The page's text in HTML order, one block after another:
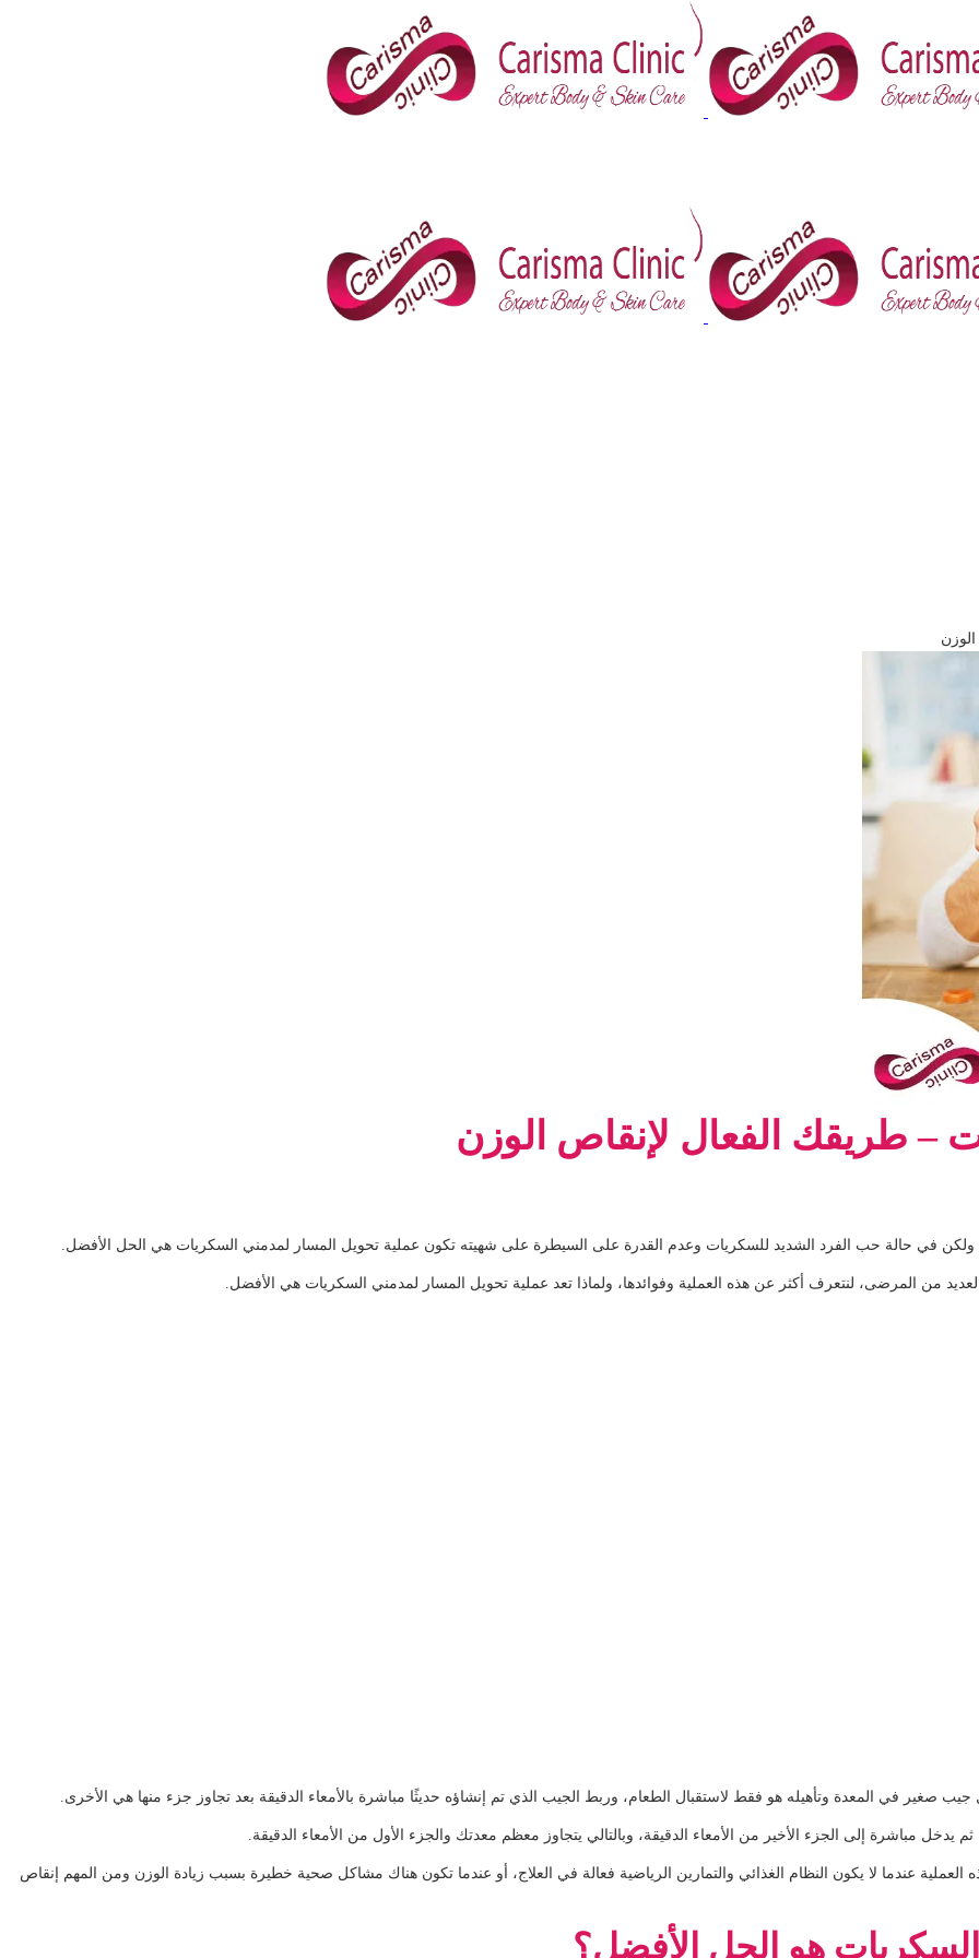
– طريقك الفعال لإنقاص الوزن
ولكن في حالة حب الفرد الشديد للسكريات وعدم القدرة على السيطرة على شهيته تكون عملية تحويل المسار لمدمني السكريات هي الحل الأفضل.
من المرضى، لنتعرف أكثر عن هذه العملية وفوائدها، ولماذا تعد عملية تحويل المسار لمدمني السكريات هي الأفضل.
في المعدة وتأهيله هو فقط لاستقبال الطعام، وربط الجيب الذي تم إنشاؤه حديثًا مباشرة بالأمعاء الدقيقة بعد تجاوز جزء منها هي الأخرى.
يدخل مباشرة إلى الجزء الأخير من الأمعاء الدقيقة، وبالتالي يتجاوز معظم معدتك والجزء الأول من الأمعاء الدقيقة.
عندما لا يكون النظام الغذائي والتمارين الرياضية فعالة في العلاج، أو عندما تكون هناك مشاكل صحية خطيرة بسبب زيادة الوزن ومن المهم إنقاص
هو الحل الأفضل؟